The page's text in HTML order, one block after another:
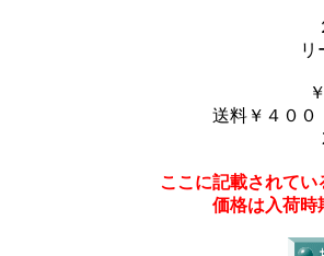
リ
送料￥４００
ここに記載されて
価格は入荷時